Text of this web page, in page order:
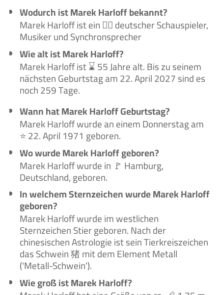
Wodurch ist Marek Harloff bekannt?
Marek Harloff ist ein 🙋‍♂️ deutscher Schauspieler,
Musiker und Synchronsprecher
Wie alt ist Marek Harloff?
Marek Harloff ist ⌛ 55 Jahre alt. Bis zu seinem
nächsten Geburtstag am 22. April 2027 sind es
noch 259 Tage.
Wann hat Marek Harloff Geburtstag?
Marek Harloff wurde an einem Donnerstag am
⭐ 22. April 1971 geboren.
Wo wurde Marek Harloff geboren?
Marek Harloff wurde in 🚩 Hamburg,
Deutschland, geboren.
In welchem Sternzeichen wurde Marek Harloff
geboren?
Marek Harloff wurde im westlichen
Sternzeichen Stier geboren. Nach der
chinesischen Astrologie ist sein Tierkreiszeichen
das Schwein 猪 mit dem Element Metall
('Metall-Schwein').
Wie groß ist Marek Harloff?